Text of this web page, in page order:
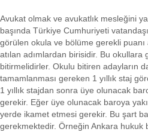
Avukat olmak ve avukatlık mesleğini
başında Türkiye Cumhuriyeti
görülen okula ve bölüme gerekli puanı
atılan adımlardan birisidir. Bu okullara
bitirmelidirler. Okulu bitiren adayların
tamamlanması gereken 1 yıllık staj
1 yıllık stajdan sonra üye olunacak
gerekir. Eğer üye olunacak baroya
yerde ikamet etmesi gerekir. Bu şart
gerekmektedir. Örneğin Ankara hukuk